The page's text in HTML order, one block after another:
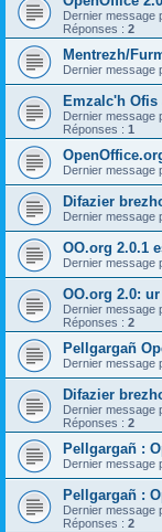
Dernier message
Réponses : 2
Mentrezh/
Dernier message
Emzalc'h Ofis
Dernier message
Réponses : 1
Dernier message
Difazier
Dernier message
OO.org 2.0.1
Dernier message
OO.org 2.0:
Dernier message
Réponses : 2
Pellgargañ
Dernier message
Difazier
Dernier message
Réponses : 2
Pellgargañ :
Dernier message
Pellgargañ :
Dernier message
Réponses : 2